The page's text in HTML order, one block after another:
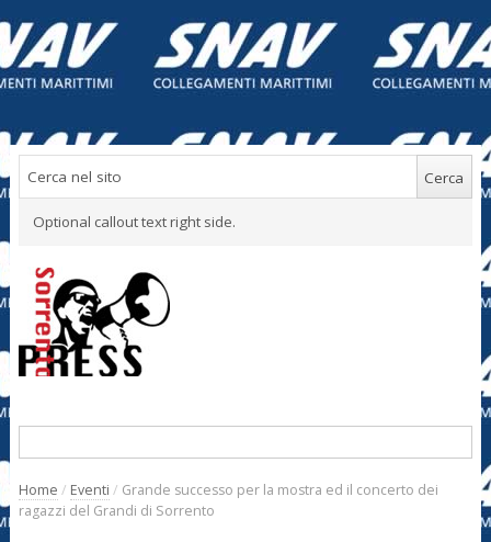
Optional callout text right side.
Home / Eventi / Grande successo per la mostra ed il concerto dei
ragazzi del Grandi di Sorrento